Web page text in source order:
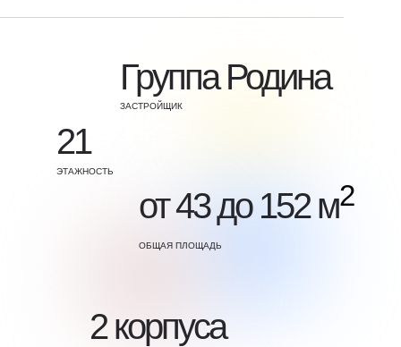
Группа Родина
ЗАСТРОЙЩИК
21
ЭТАЖНОСТЬ
2 корпуса
от 43 до 152 м2
ОБЩАЯ ПЛОЩАДЬ